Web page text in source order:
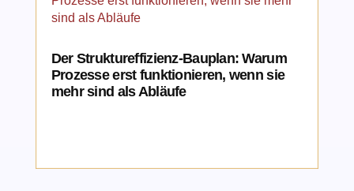
Der Struktureffizienz-Bauplan: Warum
Prozesse erst funktionieren, wenn sie
mehr sind als Abläufe